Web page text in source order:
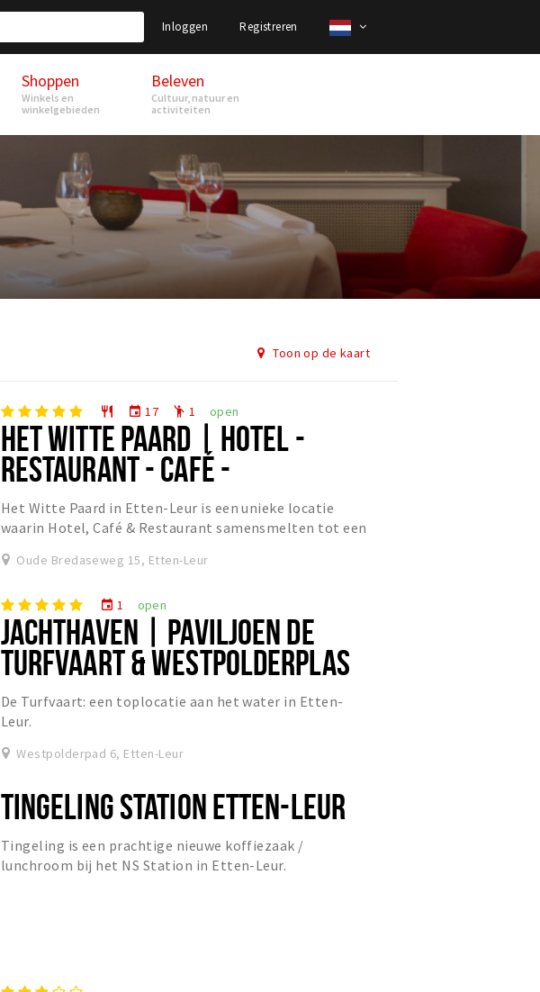
Inloggen Registreren
Shoppen
Winkels en
winkelgebieden
Beleven
Cultuur, natuur en
activiteiten
Toon op de kaart
restaurant event 17 emoji_people 1 open
HET WITTE PAARD | HOTEL -
RESTAURANT - CAFÉ -
WIJNWINKEL
Het Witte Paard in Etten-Leur is een unieke locatie
waarin Hotel, Café & Restaurant samensmelten tot een
Oude Bredaseweg 15, Etten-Leur
event 1 open
JACHTHAVEN | PAVILJOEN DE
TURFVAART & WESTPOLDERPLAS
De Turfvaart: een toplocatie aan het water in Etten-
Leur.
Westpolderpad 6, Etten-Leur
TINGELING STATION ETTEN-LEUR
Tingeling is een prachtige nieuwe koffiezaak /
lunchroom bij het NS Station in Etten-Leur.